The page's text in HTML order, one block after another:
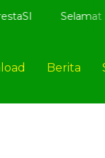
di website resmi
Berita